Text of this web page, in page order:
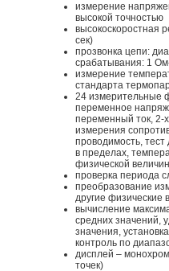
измерение
высокой точностью
высокоскоростная
сек)
прозвонка цепи:
срабатывания: 1
измерение
стандарта
24 измерительные
переменное
переменный ток, 2-
измерения
проводимость, тест
в пределах,
физической
проверка периода
преобразование
другие физические
вычисление
средних значений,
значения,
контроль по
дисплей –
точек)